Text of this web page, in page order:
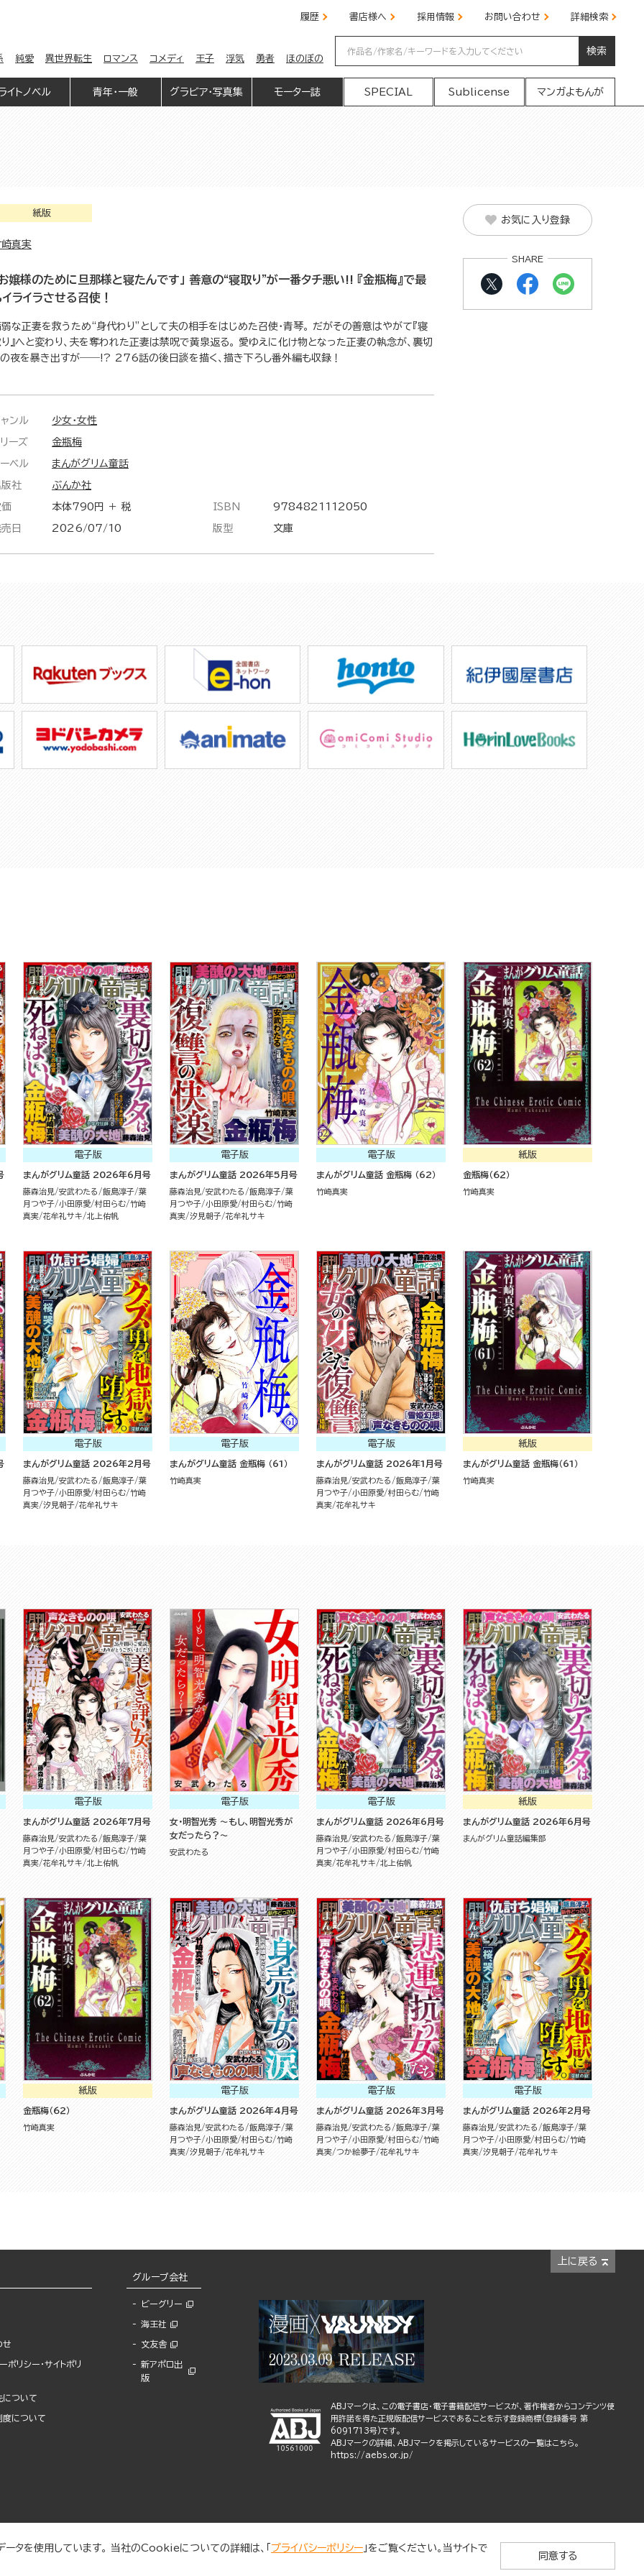
履歴 書店様へ 採用情報 お問い合わせ 詳細検索
純愛 異世界転生 ロマンス コメディ 王子 浮気 勇者 ほのぼの
検索
イトノベル 青年・一般 グラビア・写真集 モーター誌 SPECIAL Sublicense マンガよもんが
紙版
真実
お嬢様のために旦那様と寝たんです」 善意の“寝取り”が一番タチ悪い!! 『金瓶梅』で最
イライラさせる召使！
な正妻を救うため“身代わり”として夫の相手をはじめた召使・青琴。 だがその善意はやがて『寝
』へと変わり、夫を奪われた正妻は禁呪で黄泉返る。 愛ゆえに化け物となった正妻の執念が、裏切
の夜を暴き出すが――!? 276話の後日談を描く、描き下ろし番外編も収録！
ンル 少女・女性
ーズ 金瓶梅
ベル まんがグリム童話
社 ぶんか社
本体790円 ＋ 税
日 2026/07/10
ISBN 9784821112050
版型 文庫
お気に入り登録
SHARE
電子版
まんがグリム童話 2026年6月号
藤森治見 安武わたる 飯島淳子 葉
月つや子 小田原愛 村田らむ 竹崎
真実 花牟礼サキ 北上佑帆
電子版
まんがグリム童話 2026年5月号
藤森治見 安武わたる 飯島淳子 葉
月つや子 小田原愛 村田らむ 竹崎
真実 汐見朝子 花牟礼サキ
電子版
まんがグリム童話 金瓶梅 （62）
竹崎真実
紙版
金瓶梅（６２）
竹崎真実
電子版
まんがグリム童話 2026年2月号
藤森治見 安武わたる 飯島淳子 葉
月つや子 小田原愛 村田らむ 竹崎
真実 汐見朝子 花牟礼サキ
電子版
まんがグリム童話 金瓶梅 （61）
竹崎真実
電子版
まんがグリム童話 2026年1月号
藤森治見 安武わたる 飯島淳子 葉
月つや子 小田原愛 村田らむ 竹崎
真実 花牟礼サキ
紙版
まんがグリム童話 金瓶梅（61）
竹崎真実
電子版
まんがグリム童話 2026年7月号
藤森治見 安武わたる 飯島淳子 葉
月つや子 小田原愛 村田らむ 竹崎
真実 花牟礼サキ 北上佑帆
電子版
女・明智光秀 ～もし、明智光秀が
女だったら？～
安武わたる
電子版
まんがグリム童話 2026年6月号
藤森治見 安武わたる 飯島淳子 葉
月つや子 小田原愛 村田らむ 竹崎
真実 花牟礼サキ 北上佑帆
紙版
まんがグリム童話 2026年6月号
まんがグリム童話編集部
紙版
金瓶梅（６２）
竹崎真実
電子版
まんがグリム童話 2026年4月号
藤森治見 安武わたる 飯島淳子 葉
月つや子 小田原愛 村田らむ 竹崎
真実 汐見朝子 花牟礼サキ
電子版
まんがグリム童話 2026年3月号
藤森治見 安武わたる 飯島淳子 葉
月つや子 小田原愛 村田らむ 竹崎
真実 つか絵夢子 花牟礼サキ
電子版
まんがグリム童話 2026年2月号
藤森治見 安武わたる 飯島淳子 葉
月つや子 小田原愛 村田らむ 竹崎
真実 汐見朝子 花牟礼サキ
上に戻る
せ
ポリシー・サイトポリ
について
度について
グループ会社
ビーグリー
海王社
文友舎
新アポロ出
版
ABJマークは、この電子書店・電子書籍配信サービスが、著作権者からコンテンツ使
用許諾を得た正規版配信サービスであることを示す登録商標(登録番号 第
6091713号)です。
ABJマークの詳細、ABJマークを掲示しているサービスの一覧はこちら。
https://aebs.or.jp/
タを使用しています。 当社のCookieについての詳細は、「 プライバシーポリシー 」をご覧ください。当サイトで
同意する